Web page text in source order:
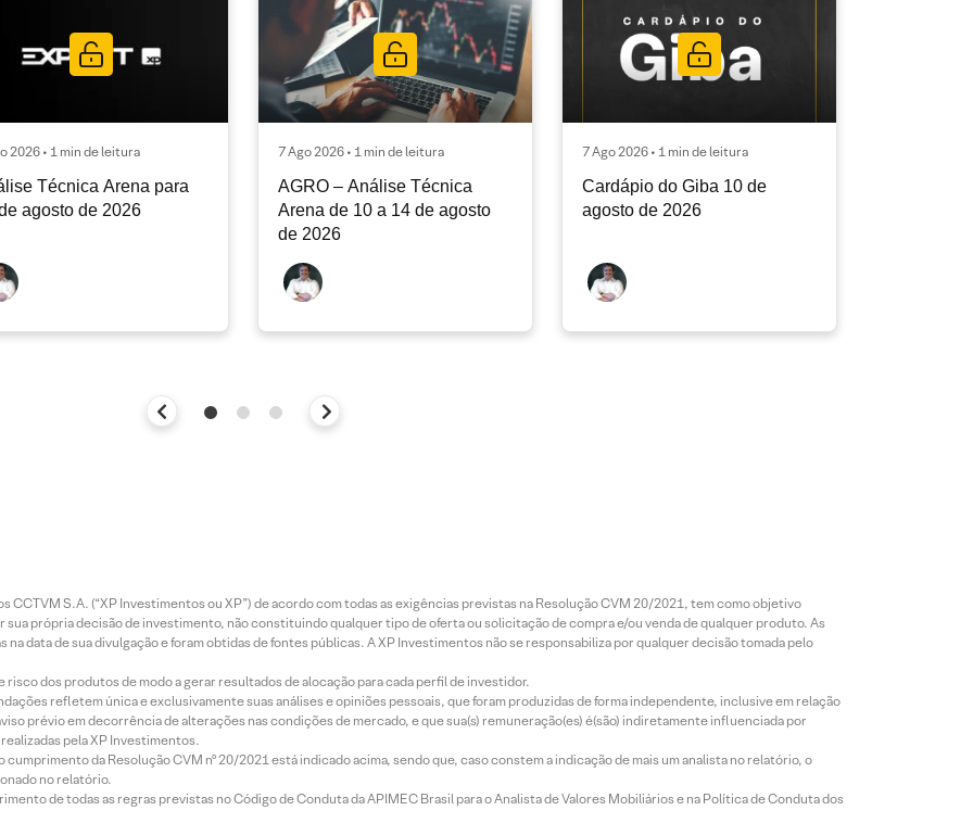
2026 • 1 min de leitura
Técnica Arena para
agosto de 2026
7 Ago 2026 • 1 min de leitura
AGRO – Análise Técnica
Arena de 10 a 14 de agosto
de 2026
7 Ago 2026 • 1 min de leitura
Cardápio do Giba 10 de
agosto de 2026
CCTVM S.A. (“XP Investimentos ou XP”) de acordo com todas as exigências previstas na Resolução CVM 20/2021, tem como objetivo
própria decisão de investimento, não constituindo qualquer tipo de oferta ou solicitação de compra e/ou venda de qualquer produto. As
data de sua divulgação e foram obtidas de fontes públicas. A XP Investimentos não se responsabiliza por qualquer decisão tomada pelo
dos produtos de modo a gerar resultados de alocação para cada perfil de investidor.
refletem única e exclusivamente suas análises e opiniões pessoais, que foram produzidas de forma independente, inclusive em relação
prévio em decorrência de alterações nas condições de mercado, e que sua(s) remuneração(es) é(são) indiretamente influenciada por
pela XP Investimentos.
da Resolução CVM nº 20/2021 está indicado acima, sendo que, caso constem a indicação de mais um analista no relatório, o
no relatório.
de todas as regras previstas no Código de Conduta da APIMEC Brasil para o Analista de Valores Mobiliários e na Política de Conduta dos